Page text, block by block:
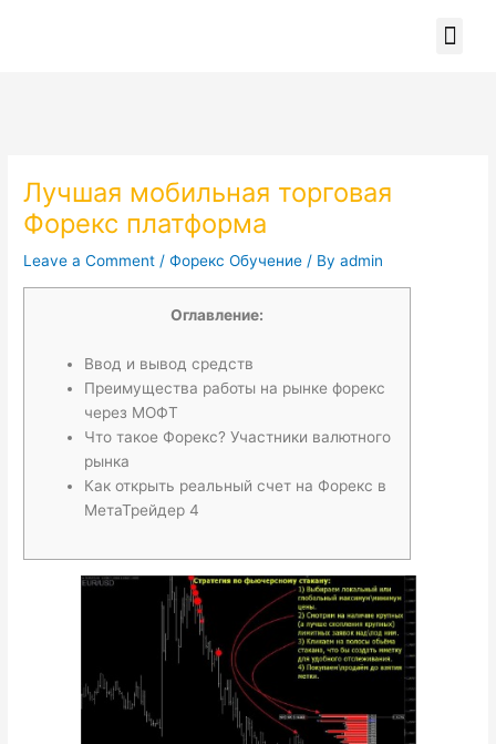
Лучшая мобильная торговая
Форекс платформа
Leave a Comment /Форекс Обучение / Byadmin
Оглавление:
Ввод и вывод средств
Преимущества работы на рынке форекс
через МОФТ
Что такое Форекс? Участники валютного
рынка
Как открыть реальный счет на Форекс в
МетаТрейдер 4